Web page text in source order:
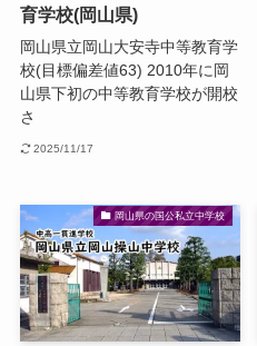
育学校(岡山県)
岡山県立岡山大安寺中等教育学
校(目標偏差値63) 2010年に岡
山県下初の中等教育学校が開校
さ
2025/11/17
岡山県の国公私立中学校